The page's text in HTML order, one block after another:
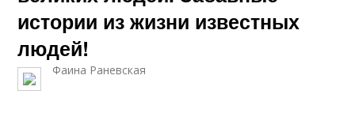
истории из жизни известных
людей!
Фаина Раневская